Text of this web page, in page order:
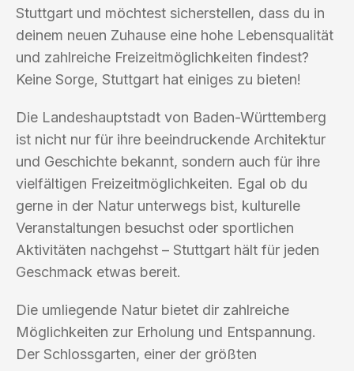
Stuttgart und möchtest sicherstellen, dass du in
deinem neuen Zuhause eine hohe Lebensqualität
und zahlreiche Freizeitmöglichkeiten findest?
Keine Sorge, Stuttgart hat einiges zu bieten!
Die Landeshauptstadt von Baden-Württemberg
ist nicht nur für ihre beeindruckende Architektur
und Geschichte bekannt, sondern auch für ihre
vielfältigen Freizeitmöglichkeiten. Egal ob du
gerne in der Natur unterwegs bist, kulturelle
Veranstaltungen besuchst oder sportlichen
Aktivitäten nachgehst – Stuttgart hält für jeden
Geschmack etwas bereit.
Die umliegende Natur bietet dir zahlreiche
Möglichkeiten zur Erholung und Entspannung.
Der Schlossgarten, einer der größten